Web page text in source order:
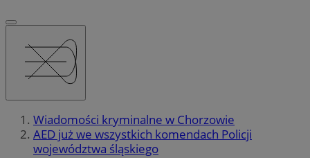
Wiadomości kryminalne w Chorzowie
AED już we wszystkich komendach Policji
województwa śląskiego